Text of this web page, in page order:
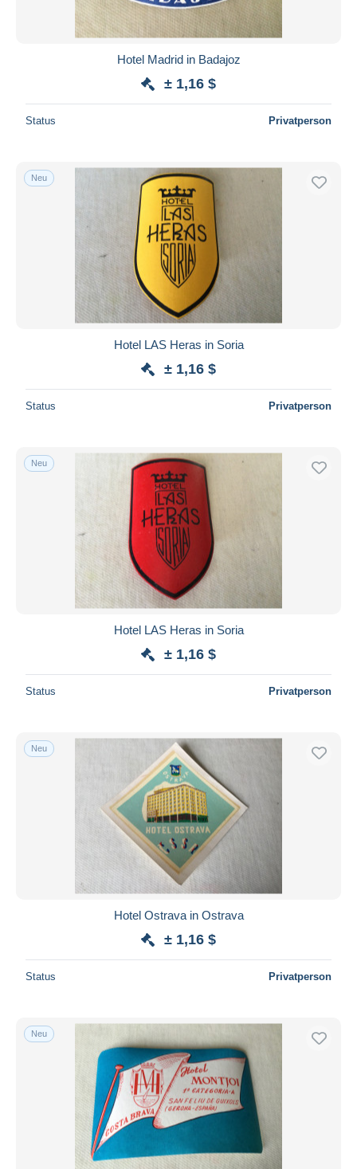
Hotel Madrid in Badajoz
± 1,16 $
Status Privatperson
Neu
Hotel LAS Heras in Soria
± 1,16 $
Status Privatperson
Neu
Hotel LAS Heras in Soria
± 1,16 $
Status Privatperson
Neu
Hotel Ostrava in Ostrava
± 1,16 $
Status Privatperson
Neu